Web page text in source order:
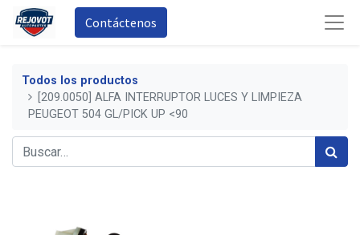
Contáctenos
Todos los productos
[209.0050] ALFA INTERRUPTOR LUCES Y LIMPIEZA
PEUGEOT 504 GL/PICK UP <90